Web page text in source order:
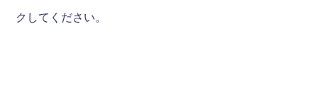
クしてください。